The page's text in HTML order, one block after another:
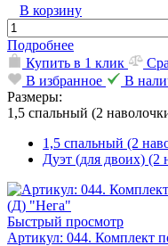
В корзину
Подробнее
Купить в 1 клик
В избранное
В
Размеры:
1,5 спальный (2
1,5 спальный (2
Дуэт (для двоих) (2
Быстрый просмотр
Артикул: 044. Комплект